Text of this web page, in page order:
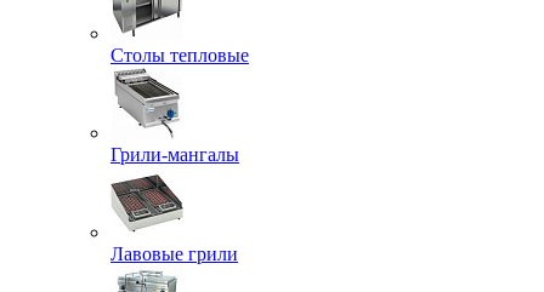
Столы тепловые
Грили-мангалы
Лавовые грили